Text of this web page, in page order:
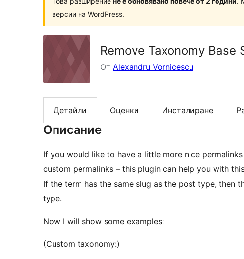
версии на WordPress.
Remove Taxonomy Base
От Alexandru Vornicescu
Детайли Оценки Инсталиране
Описание
If you would like to have a little more nice
custom permalinks – this plugin can help you with
If the term has the same slug as the post type, then
type.
Now I will show some examples:
(Custom taxonomy:)